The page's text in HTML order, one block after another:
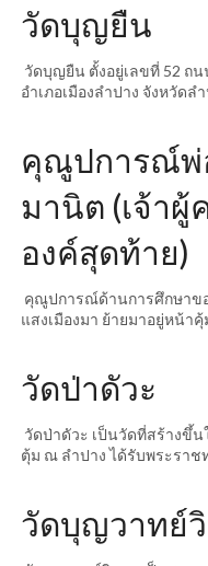
วัดบุญยืน
วัดบุญยืน ตั้งอยู่เลขที่ 52 ถ
อำเภอเมืองลำปาง จังหวัด
คุณูปการณ์พ่
มานิต (เจ้าผู้
องค์สุดท้าย)
คุณูปการณ์ด้านการศึกษาขอ
แสงเมืองมา ย้ายมาอยู่หน้า
วัดป่าดัวะ
วัดป่าดัวะ เป็นวัดที่สร้างขึ้น
ตุ้ม ณ ลำปาง ได้รับพระราช
วัดบุญวาทย์